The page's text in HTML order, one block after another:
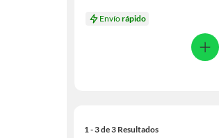
Envíorápido
1 - 3 de 3 Resultados